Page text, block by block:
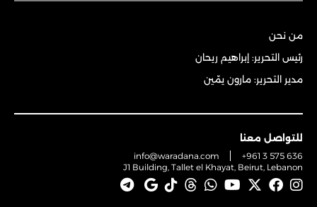
من نحن
رئيس التحرير: إبراهيم ريحان
مدير التحرير: مارون يمّين
للتواصل معنا
info@waradana.com
+961 3 575 636
J1 Building, Tallet el Khayat, Beirut, Lebanon